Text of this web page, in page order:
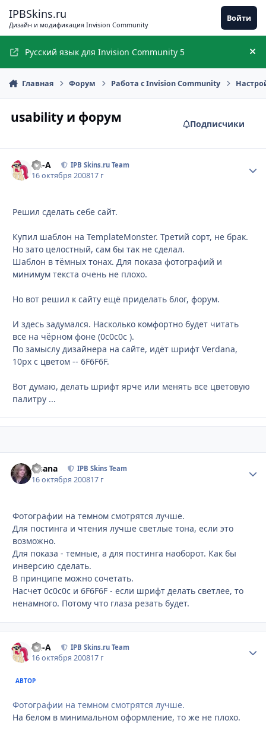
IPBSkins.ru
Дизайн и модификация Invision Community
Войти
Русский язык для Invision Community 5
Главная Форум Работа с Invision Community
usability и форум Подписчики
Ph-A IPB Skins.ru Team
16 октября 200817 г
Решил сделать себе сайт.
Купил шаблон на TemplateMonster. Третий сорт, не брак.
Но зато целостный, сам бы так не сделал.
Шаблон в тёмных тонах. Для показа фотографий и
минимум текста очень не плохо.
Но вот решил к сайту ещё приделать блог, форум.
И здесь задумался. Насколько комфортно будет читать
все на чёрном фоне (0c0c0c ).
По замыслу дизайнера на сайте, идёт шрифт Verdana,
10px с цветом -- 6F6F6F.
Вот думаю, делать шрифт ярче или менять все цветовую
палитру ...
Fisana IPB Skins Team
16 октября 200817 г
Фотографии на темном смотрятся лучше.
Для постинга и чтения лучше светлые тона, если это
возможно.
Для показа - темные, а для постинга наоборот. Как бы
инверсию сделать.
В принципе можно сочетать.
Насчет 0c0c0c и 6F6F6F - если шрифт делать светлее, то
ненамного. Потому что глаза резать будет.
Ph-A IPB Skins.ru Team
16 октября 200817 г
АВТОР
Фотографии на темном смотрятся лучше.
На белом в минимальном оформление, то же не плохо.